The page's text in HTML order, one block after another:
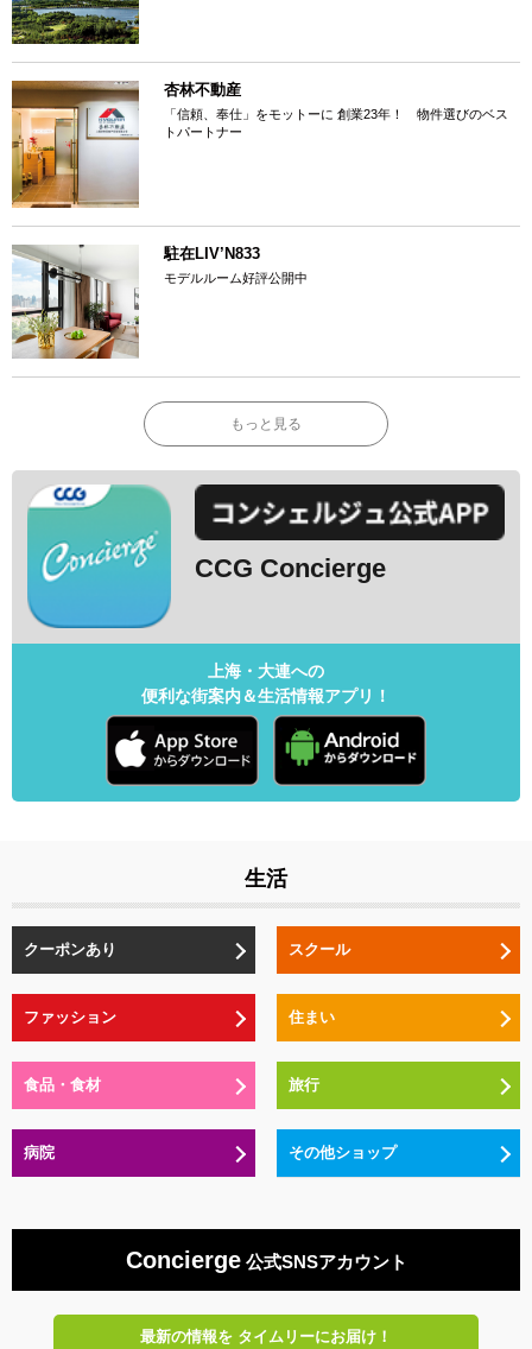
杏林不動産
「信頼、奉仕」をモットーに 創業23年！ 物件選びのベス
トパートナー
駐在LIV’N833
モデルルーム好評公開中
もっと見る
CCG Concierge
上海・大連への
便利な街案内＆生活情報アプリ！
生活
クーポンあり スクール
ファッション 住まい
食品・食材 旅行
病院 その他ショップ
Concierge公式SNSアカウント
最新の情報をタイムリーにお届け！